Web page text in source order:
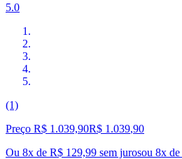
5.0
(1)
Preço R$ 1.039,90R$ 1.039,90
Ou 8x de R$ 129,99 sem jurosou 8x de